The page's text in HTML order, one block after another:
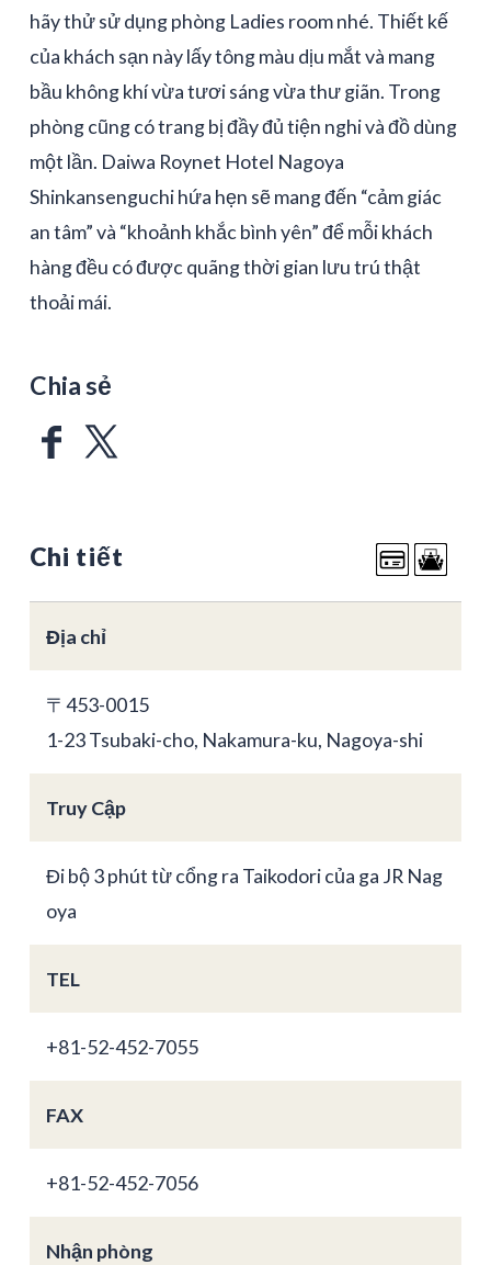
hãy thử sử dụng phòng Ladies room nhé. Thiết kế
của khách sạn này lấy tông màu dịu mắt và mang
bầu không khí vừa tươi sáng vừa thư giãn. Trong
phòng cũng có trang bị đầy đủ tiện nghi và đồ dùng
một lần. Daiwa Roynet Hotel Nagoya
Shinkansenguchi hứa hẹn sẽ mang đến “cảm giác
an tâm” và “khoảnh khắc bình yên” để mỗi khách
hàng đều có được quãng thời gian lưu trú thật
thoải mái.
Chia sẻ
Chi tiết
Địa chỉ
〒453-0015
1-23 Tsubaki-cho, Nakamura-ku, Nagoya-shi
Truy Cập
Đi bộ 3 phút từ cổng ra Taikodori của ga JR Nag
oya
TEL
+81-52-452-7055
FAX
+81-52-452-7056
Nhận phòng